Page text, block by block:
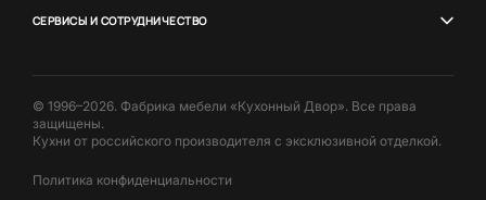
СЕРВИСЫ И СОТРУДНИЧЕСТВО
© 1996–2026. Фабрика мебели «Кухонный Двор». Все права
защищены.
Кухни от российского производителя с эксклюзивной отделкой.
Политика конфиденциальности